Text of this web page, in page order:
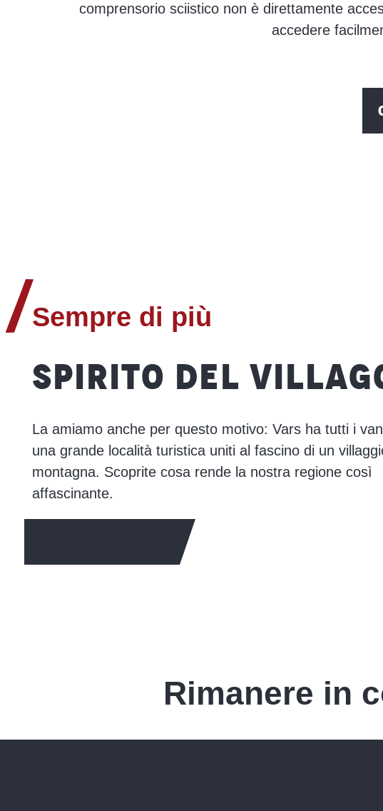
comprensorio sciistico non è direttamente
accedere
Sempre di più
SPIRITO DEL
La amiamo anche per questo motivo: Vars ha tutti i
una grande località turistica uniti al fascino di un
montagna. Scoprite cosa rende la nostra regione così
affascinante.
Rimanere in